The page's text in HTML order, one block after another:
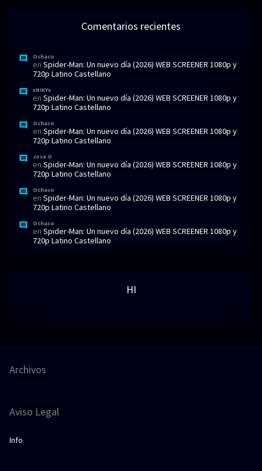
Comentarios recientes
Ochaco
en Spider-Man: Un nuevo día (2026) WEB SCREENER 1080p y
720p Latino Castellano
xNIKYx
en Spider-Man: Un nuevo día (2026) WEB SCREENER 1080p y
720p Latino Castellano
Ochaco
en Spider-Man: Un nuevo día (2026) WEB SCREENER 1080p y
720p Latino Castellano
Jose O
en Spider-Man: Un nuevo día (2026) WEB SCREENER 1080p y
720p Latino Castellano
Ochaco
en Spider-Man: Un nuevo día (2026) WEB SCREENER 1080p y
720p Latino Castellano
Ochaco
en Spider-Man: Un nuevo día (2026) WEB SCREENER 1080p y
720p Latino Castellano
HI
Archivos
Aviso Legal
Info